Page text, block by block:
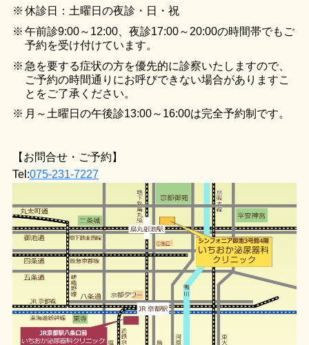
休診日：土曜日の夜診・日・祝
午前診9:00～12:00、夜診17:00～20:00の時間帯でもご
予約を受け付けています。
急を要する症状の方を優先的に診察いたしますので、
ご予約の時間通りにお呼びできない場合がありますこ
とをご了承ください。
月～土曜日の午後診13:00～16:00は完全予約制です。
【お問合せ・ご予約】
Tel:075-231-7227